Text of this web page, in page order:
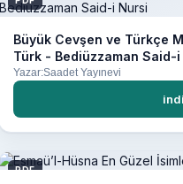
Büyük Cevşen ve Türkçe
Türk - Bediüzzaman Said-i
Yazar:Saadet Yayınevi
PDF